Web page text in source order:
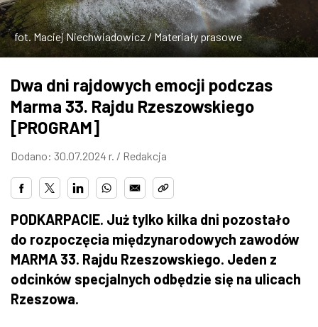
ZDJĘCIA
W RZESZOWIE
fot. Maciej Niechwiadowicz / Materiały prasowe
Dwa dni rajdowych emocji podczas
Marma 33. Rajdu Rzeszowskiego
[PROGRAM]
Dodano: 30.07.2024 r. / Redakcja
PODKARPACIE. Już tylko kilka dni pozostało
do rozpoczęcia międzynarodowych zawodów
MARMA 33. Rajdu Rzeszowskiego. Jeden z
odcinków specjalnych odbędzie się na ulicach
Rzeszowa.